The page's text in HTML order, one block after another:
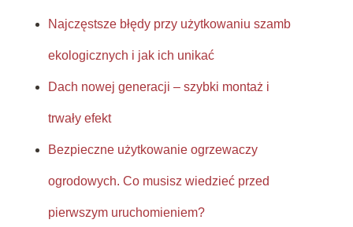
Najczęstsze błędy przy użytkowaniu szamb
ekologicznych i jak ich unikać
Dach nowej generacji – szybki montaż i
trwały efekt
Bezpieczne użytkowanie ogrzewaczy
ogrodowych. Co musisz wiedzieć przed
pierwszym uruchomieniem?